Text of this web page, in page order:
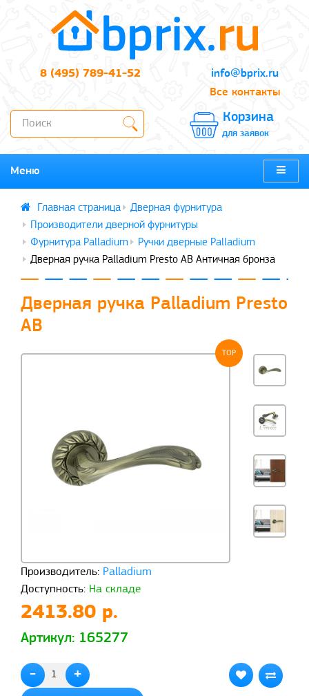
8 (495) 789-41-52
info@bprix.ru
Все контакты
Корзина
для заявок
Меню
Дверная фурнитура
Производители дверной фурнитуры
Фурнитура Palladium
Ручки дверные Palladium
Дверная ручка Palladium Presto AB Античная бронза
Дверная ручка Palladium Presto
AB
TOP
Производитель: Palladium
Доступность: На складе
2413.80 р.
Артикул: 165277
- +